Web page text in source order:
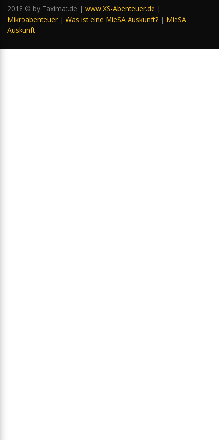
2018 © by Taximat.de | www.XS-Abenteuer.de |
Mikroabenteuer | Was ist eine MieSA Auskunft? | MieSA
Auskunft